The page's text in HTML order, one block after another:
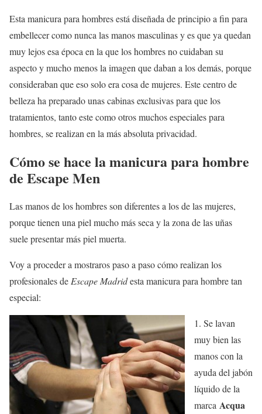
Esta manicura para hombres está diseñada de principio a fin para
embellecer como nunca las manos masculinas y es que ya quedan
muy lejos esa época en la que los hombres no cuidaban su
aspecto y mucho menos la imagen que daban a los demás, porque
consideraban que eso solo era cosa de mujeres. Este centro de
belleza ha preparado unas cabinas exclusivas para que los
tratamientos, tanto este como otros muchos especiales para
hombres, se realizan en la más absoluta privacidad.
Cómo se hace la manicura para hombre
de Escape Men
Las manos de los hombres son diferentes a los de las mujeres,
porque tienen una piel mucho más seca y la zona de las uñas
suele presentar más piel muerta.
Voy a proceder a mostraros paso a paso cómo realizan los
profesionales deEscape Madridesta manicura para hombre tan
especial:
1. Se lavan
muy bien las
manos con la
ayuda del jabón
líquido de la
marca Acqua